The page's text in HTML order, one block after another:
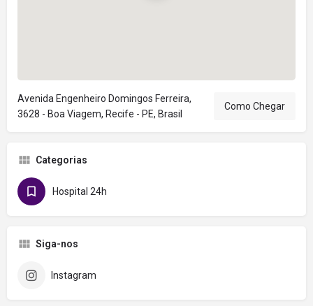
Avenida Engenheiro Domingos Ferreira,
3628 - Boa Viagem, Recife - PE, Brasil
Como Chegar
Categorias
Hospital 24h
Siga-nos
Instagram